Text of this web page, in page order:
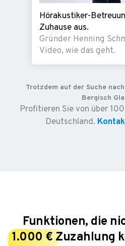
Hörakustiker-
Zuhause aus.
Gründer Henning
Video, wie das geht.
Trotzdem auf der Suche
Bergisch
Profitieren Sie von über
Deutschland.
Funktionen, die
1.000 € Zuzahlung